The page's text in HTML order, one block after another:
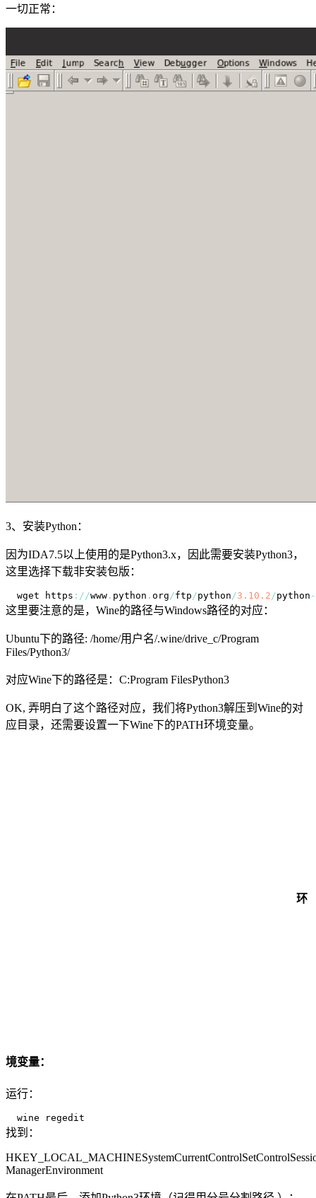
一切正常：
3、安装Python：
因为IDA7.5以上使用的是Python3.x，因此需要安装Python3，
这里选择下载非安装包版：
wget https : / /www . python . org /ftp /python /3.10 .2 /python -
这里要注意的是，Wine的路径与Windows路径的对应：
Ubuntu下的路径: /home/用户名/.wine/drive_c/Program
Files/Python3/
对应Wine下的路径是：C:Program FilesPython3
OK, 弄明白了这个路径对应，我们将Python3解压到Wine的对
应目录，还需要设置一下Wine下的PATH环境变量。
环
境变量：
运行：
找到：
ManagerEnvironment